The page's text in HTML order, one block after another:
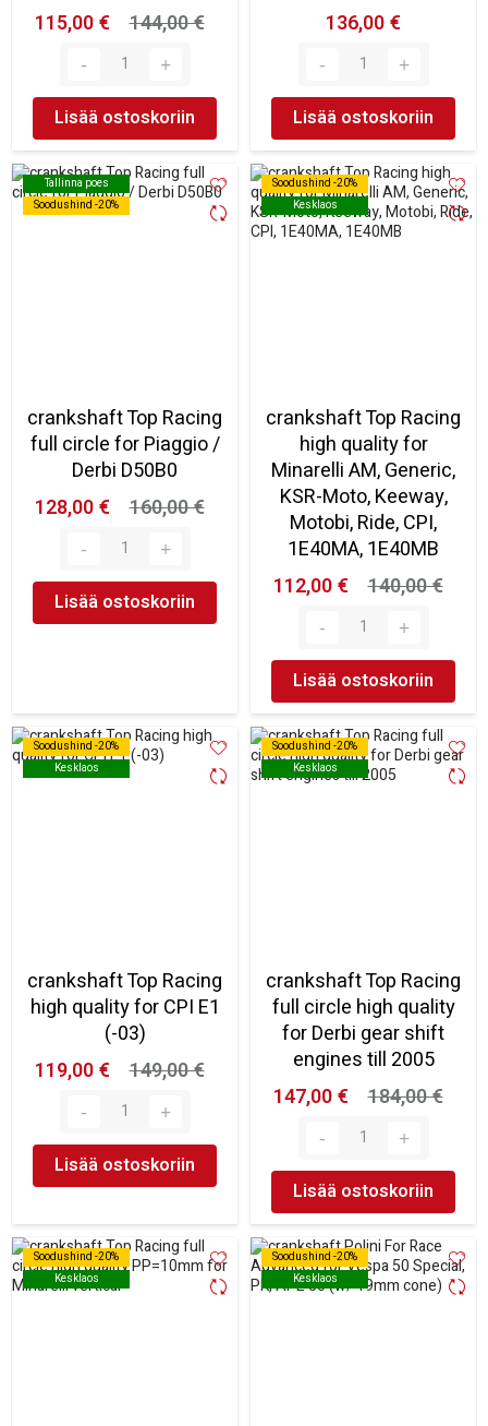
115,00 €
144,00 €
Lisää ostoskoriin
136,00 €
Lisää ostoskoriin
Tallinna poes
Soodushind -20%
Tallinna poes
Soodushind -20%
crankshaft Top Racing
full circle for Piaggio /
Derbi D50B0
128,00 €
160,00 €
Lisää ostoskoriin
Soodushind -20%
Kesklaos
Soodushind -20%
Kesklaos
crankshaft Top Racing
high quality for
Minarelli AM, Generic,
KSR-Moto, Keeway,
Motobi, Ride, CPI,
1E40MA, 1E40MB
112,00 €
140,00 €
Lisää ostoskoriin
Soodushind -20%
Kesklaos
Soodushind -20%
Kesklaos
crankshaft Top Racing
high quality for CPI E1
(-03)
119,00 €
149,00 €
Lisää ostoskoriin
Soodushind -20%
Kesklaos
Soodushind -20%
Kesklaos
crankshaft Top Racing
full circle high quality
for Derbi gear shift
engines till 2005
147,00 €
184,00 €
Lisää ostoskoriin
Soodushind -20%
Kesklaos
Soodushind -20%
Kesklaos
Soodushind -20%
Kesklaos
Soodushind -20%
Kesklaos